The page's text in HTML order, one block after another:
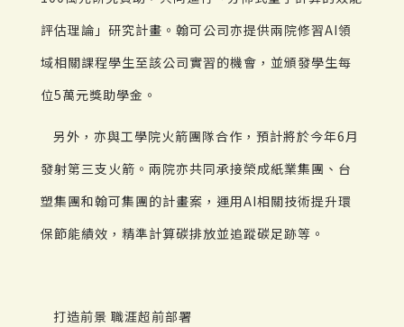
評估理論」研究計畫。翰可公司亦提供兩院修習AI領
域相關課程學生至該公司實習的機會，並頒發學生每
位5萬元獎助學金。
另外，亦與工學院火箭團隊合作，預計將於今年6月
發射第三支火箭。兩院亦共同承接榮成紙業集團、台
塑集團和翰可集團的計畫案，運用AI相關技術提升環
保節能績效，精準計算碳排放並追蹤碳足跡等。
打造前景 職涯超前部署